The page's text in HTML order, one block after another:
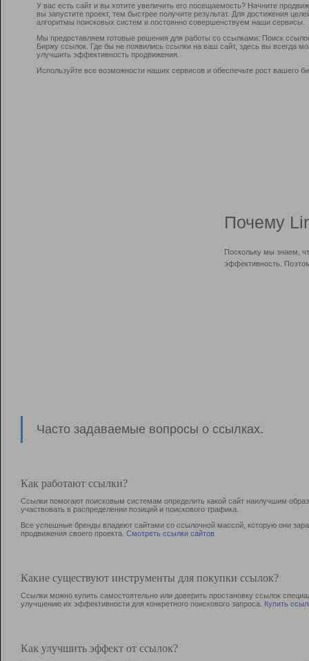
У вас есть сайт и вы хотите увеличить его посещаемость? Начните
вы запустите проект, тем быстрее получите результат. Для достижения
алгоритмы поисковых систем и постоянно совершенствуем наши сервисы.
Мы предоставляем готовые решения для работы со ссылками: Поиск
Биржу ссылок. Где бы не появились ссылки на ваш сайт, здесь вы всегда
улучшить эффективность продвижения.
Используйте все возможности наших сервисов и обеспечьте рост вашего
Почему
Поскольку мы знаем,
эффективность.
Часто задаваемые вопросы о ссылках.
Как работают ссылки?
Ссылки помогают поисковым системам определить какой сайт наилучшим
участвовать в раcпределении позиций и поискового трафика.
Все успешные бренды владеют сайтами со ссылочной массой, которую они
продвижения своего проекта. Смотреть ссылки сайтов
Какие существуют инструменты для покупки ссылок?
Ссылки можно купить самостоятельно или доверить простановку ссылок
улучшению их эффективности для конкретного поискового запроса. Купить
Как улучшить эффект от ссылок?